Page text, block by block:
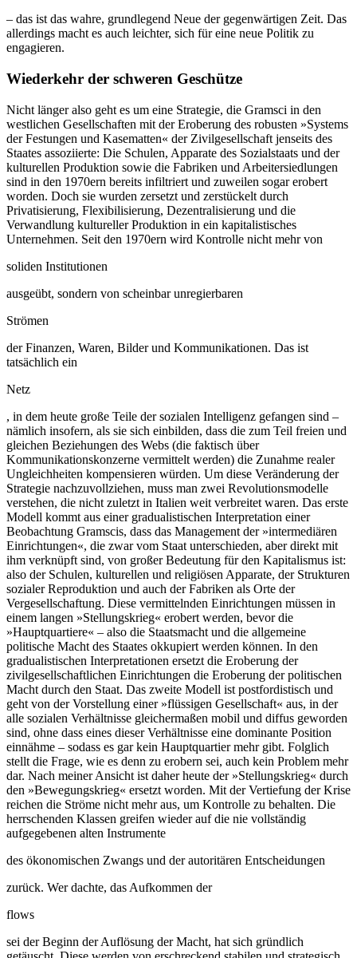
– das ist das wahre, grundlegend Neue der gegenwärtigen Zeit. Das
allerdings macht es auch leichter, sich für eine neue Politik zu
engagieren.
Wiederkehr der schweren Geschütze
Nicht länger also geht es um eine Strategie, die Gramsci in den
westlichen Gesellschaften mit der Eroberung des robusten »Systems
der Festungen und Kasematten« der Zivilgesellschaft jenseits des
Staates assoziierte: Die Schulen, Apparate des Sozialstaats und der
kulturellen Produktion sowie die Fabriken und Arbeitersiedlungen
sind in den 1970ern bereits infiltriert und zuweilen sogar erobert
worden. Doch sie wurden zersetzt und zerstückelt durch
Privatisierung, Flexibilisierung, Dezentralisierung und die
Verwandlung kultureller Produktion in ein kapitalistisches
Unternehmen. Seit den 1970ern wird Kontrolle nicht mehr von
soliden Institutionen
ausgeübt, sondern von scheinbar unregierbaren
Strömen
der Finanzen, Waren, Bilder und Kommunikationen. Das ist
tatsächlich ein
Netz
, in dem heute große Teile der sozialen Intelligenz gefangen sind –
nämlich insofern, als sie sich einbilden, dass die zum Teil freien und
gleichen Beziehungen des Webs (die faktisch über
Kommunikationskonzerne vermittelt werden) die Zunahme realer
Ungleichheiten kompensieren würden. Um diese Veränderung der
Strategie nachzuvollziehen, muss man zwei Revolutionsmodelle
verstehen, die nicht zuletzt in Italien weit verbreitet waren. Das erste
Modell kommt aus einer gradualistischen Interpretation einer
Beobachtung Gramscis, dass das Management der »intermediären
Einrichtungen«, die zwar vom Staat unterschieden, aber direkt mit
ihm verknüpft sind, von großer Bedeutung für den Kapitalismus ist:
also der Schulen, kulturellen und religiösen Apparate, der Strukturen
sozialer Reproduktion und auch der Fabriken als Orte der
Vergesellschaftung. Diese vermittelnden Einrichtungen müssen in
einem langen »Stellungskrieg« erobert werden, bevor die
»Hauptquartiere« – also die Staatsmacht und die allgemeine
politische Macht des Staates okkupiert werden können. In den
gradualistischen Interpretationen ersetzt die Eroberung der
zivilgesellschaftlichen Einrichtungen die Eroberung der politischen
Macht durch den Staat. Das zweite Modell ist postfordistisch und
geht von der Vorstellung einer »flüssigen Gesellschaft« aus, in der
alle sozialen Verhältnisse gleichermaßen mobil und diffus geworden
sind, ohne dass eines dieser Verhältnisse eine dominante Position
einnähme – sodass es gar kein Hauptquartier mehr gibt. Folglich
stellt die Frage, wie es denn zu erobern sei, auch kein Problem mehr
dar. Nach meiner Ansicht ist daher heute der »Stellungskrieg« durch
den »Bewegungskrieg« ersetzt worden. Mit der Vertiefung der Krise
reichen die Ströme nicht mehr aus, um Kontrolle zu behalten. Die
herrschenden Klassen greifen wieder auf die nie vollständig
aufgegebenen alten Instrumente
des ökonomischen Zwangs und der autoritären Entscheidungen
zurück. Wer dachte, das Aufkommen der
flows
sei der Beginn der Auflösung der Macht, hat sich gründlich